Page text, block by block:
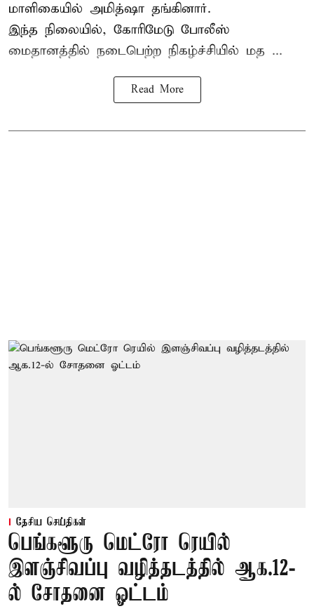
மாளிகையில் அமித்ஷா தங்கினார்.
இந்த நிலையில், கோரிமேடு போலீஸ்
மைதானத்தில் நடைபெற்ற நிகழ்ச்சியில் மத ...
Read More
தேசிய செய்திகள்
பெங்களூரு மெட்ரோ ரெயில்
இளஞ்சிவப்பு வழித்தடத்தில் ஆக.12-
ல் சோதனை ஓட்டம்